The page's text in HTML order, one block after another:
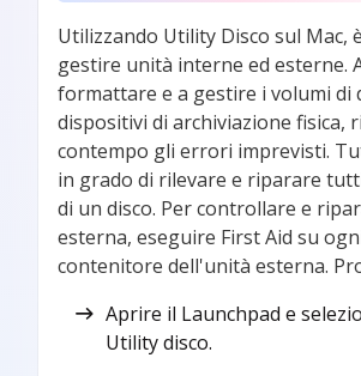
Utilizzando Utility Disco sul Mac,
gestire unità interne ed esterne.
formattare e a gestire i volumi di
dispositivi di archiviazione fisica,
contempo gli errori imprevisti.
in grado di rilevare e riparare
di un disco. Per controllare e
esterna, eseguire First Aid su
contenitore dell'unità esterna.
Aprire il Launchpad e
Utility disco.